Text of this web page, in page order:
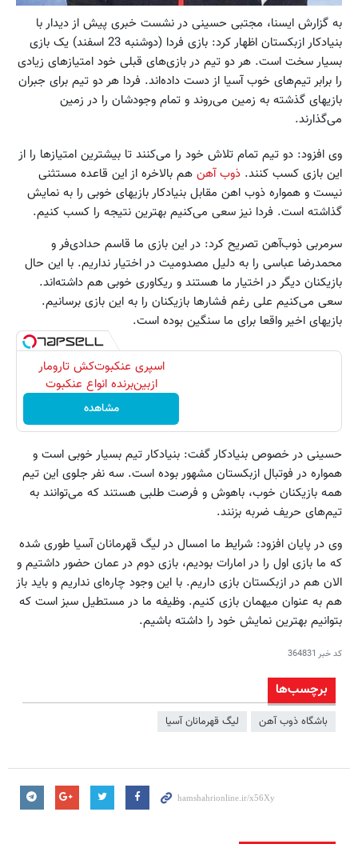
به گزارش ایسنا، مجتبی حسینی در نشست خبری پیش از دیدار با
بنیادکار ازبکستان اظهار کرد: بازی فردا (دوشنبه 23 اسفند) یک بازی
بسیار سخت است. هر دو تیم در بازی‌های قبلی خود امتیازهای زیادی
را برابر تیم‌های خوب آسیا از دست داده‌اند. فردا هر دو تیم برای جبران
بازیهای گذشته به زمین می‌روند و تمام وجودشان را در زمین
می‌گذارند.
وی افزود: دو تیم تمام تلاش خود را می‌کنند تا بیشترین امتیازها را از
این بازی کسب کنند. ذوب آهن هم بالاخره از این قاعده مستثنی
نیست و همواره ذوب اهن مقابل بنیادکار بازیهای خوبی را به نمایش
گذاشته است. فردا نیز سعی می‌کنیم بهترین نتیجه را کسب کنیم.
سرمربی ذوب‌آهن تصریح کرد: در این بازی ما قاسم حدادی‌فر و
محمدرضا عباسی را به دلیل مصدومیت در اختیار نداریم. با این حال
بازیکنان دیگر در اختیار ما هستند و ریکاوری خوبی هم داشته‌اند.
سعی می‌کنیم علی رغم فشارها بازیکنان را به این بازی برسانیم.
بازیهای اخیر واقعا برای ما سنگین بوده است.
اسپری عنکبوت‌‌کش تارومار
ازبین‌برنده انواع عنکبوت
مشاهده
حسینی در خصوص بنیادکار گفت: بنیادکار تیم بسیار خوبی است و
همواره در فوتبال ازبکستان مشهور بوده است. سه نفر جلوی این تیم
همه بازیکنان خوب، باهوش و فرصت طلبی هستند که می‌توانند به
تیم‌های حریف ضربه بزنند.
وی در پایان افزود: شرایط ما امسال در لیگ قهرمانان آسیا طوری شده
که ما بازی اول را در امارات بودیم، بازی دوم در عمان حضور داشتیم و
الان هم در ازبکستان بازی داریم. با این وجود چاره‌ای نداریم و باید باز
هم به عنوان میهمان بازی کنیم. وظیفه ما در مستطیل سبز است که
بتوانیم بهترین نمایش خود را داشته باشیم.
کد خبر 364831
برچسب‌ها
باشگاه ذوب آهن لیگ قهرمانان آسیا